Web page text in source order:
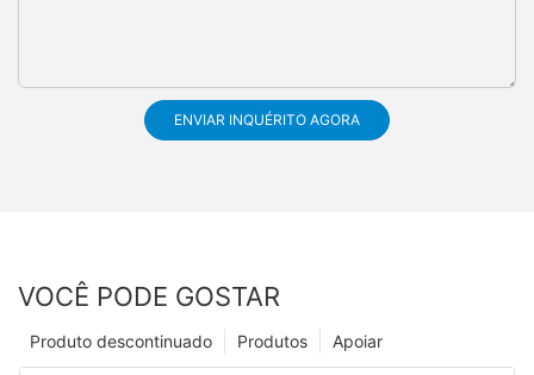
ENVIAR INQUÉRITO AGORA
VOCÊ PODE GOSTAR
Apoiar
Produtos
Produto descontinuado